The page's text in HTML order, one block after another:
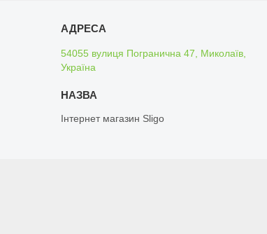
54055 вулиця Погранична 47, Миколаїв,
Україна
Інтернет магазин Sligo